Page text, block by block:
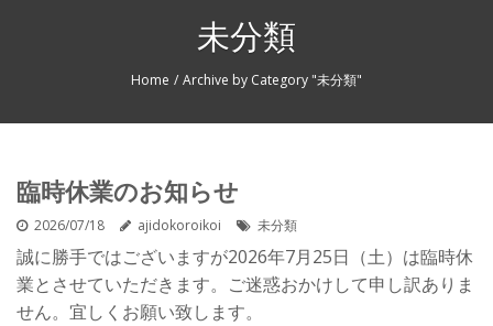
未分類
Home / Archive by Category "未分類"
臨時休業のお知らせ
2026/07/18 ajidokoroikoi 未分類
誠に勝手ではございますが2026年7月25日（土）は臨時休
業とさせていただきます。ご迷惑おかけして申し訳ありま
せん。宜しくお願い致します。